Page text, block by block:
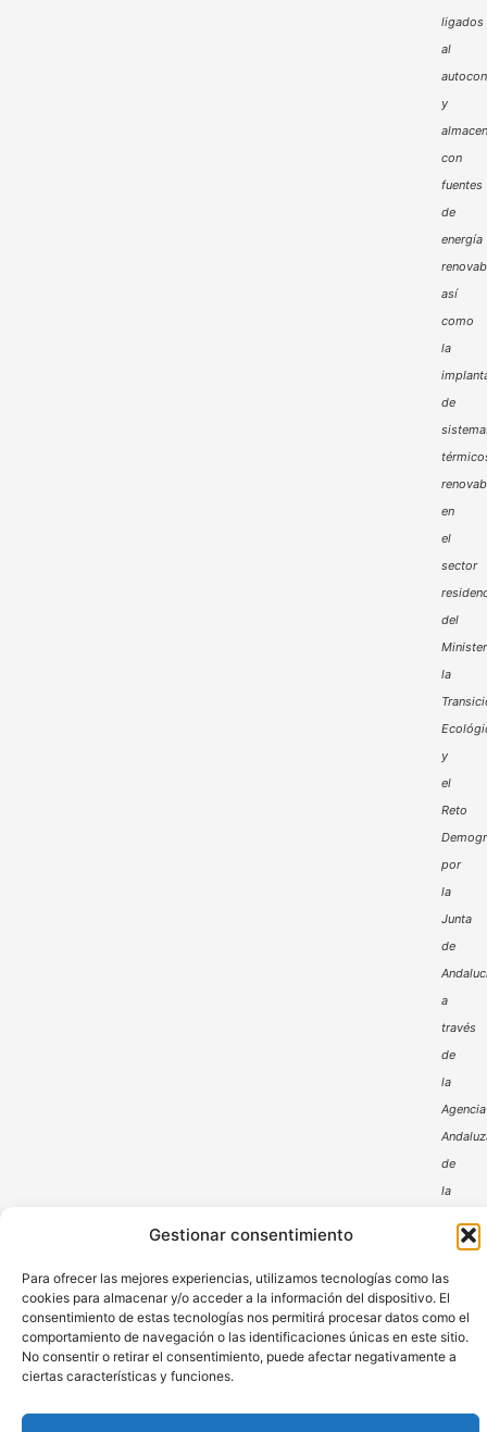
Gestionar consentimiento
Para ofrecer las mejores experiencias, utilizamos tecnologías como las
cookies para almacenar y/o acceder a la información del dispositivo. El
consentimiento de estas tecnologías nos permitirá procesar datos como el
comportamiento de navegación o las identificaciones únicas en este sitio.
No consentir o retirar el consentimiento, puede afectar negativamente a
ciertas características y funciones.
ligados
al
y
con
fuentes
de
energía
así
como
la
de
en
el
sector
del
la
y
el
Reto
por
la
Junta
de
a
través
de
la
Agencia
de
la
Aviso Legal Política de Privacidad